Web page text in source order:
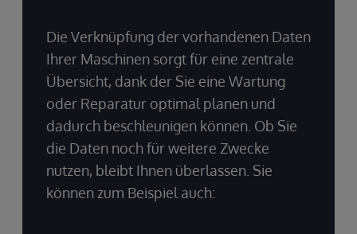
Die Verknüpfung der vorhandenen Daten
Ihrer Maschinen sorgt für eine zentrale
Übersicht, dank der Sie eine Wartung
oder Reparatur optimal planen und
dadurch beschleunigen können. Ob Sie
die Daten noch für weitere Zwecke
nutzen, bleibt Ihnen überlassen. Sie
können zum Beispiel auch: